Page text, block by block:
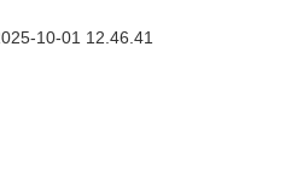
10-01 12.46.41